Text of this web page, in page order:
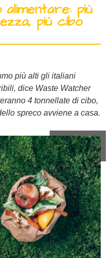
più
più cibo
più alti gli italiani
dice Waste Watcher
4 tonnellate di cibo,
spreco avviene a casa.